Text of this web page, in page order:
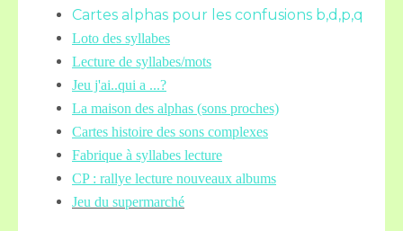
Cartes alphas pour les confusions b,d,p,q
Loto des syllabes
Lecture de syllabes/mots
Jeu j'ai..qui a ...?
La maison des alphas (sons proches)
Cartes histoire des sons complexes
Fabrique à syllabes lecture
CP : rallye lecture nouveaux albums
Jeu du supermarché